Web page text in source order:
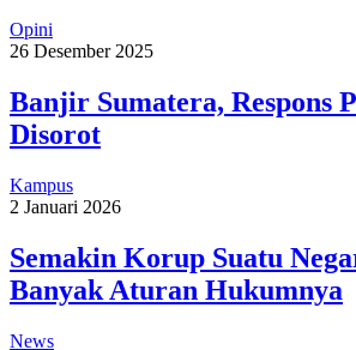
Opini
26 Desember 2025
Banjir Sumatera, Respons
Disorot
Kampus
2 Januari 2026
Semakin Korup Suatu
Banyak Aturan Hukumnya
News